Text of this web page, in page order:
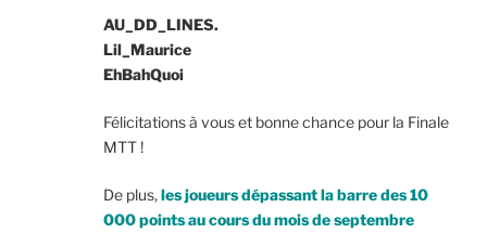
AU_DD_LINES.
Lil_Maurice
EhBahQuoi
Félicitations à vous et bonne chance pour la Finale
MTT !
De plus,les joueurs dépassant la barre des 10
000 points au cours du mois de septembre